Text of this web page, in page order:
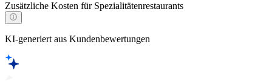
Zusätzliche Kosten für Spezialitätenrestaurants
KI-generiert aus Kundenbewertungen